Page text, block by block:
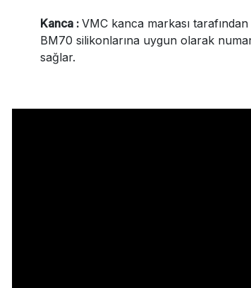
Kanca : VMC kanca markası
BM70 silikonlarına uygun olarak
sağlar.